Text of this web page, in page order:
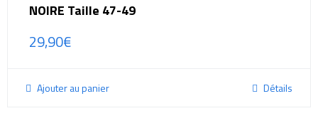
NOIRE Taille 47-49
29,90€
Ajouter au panier Détails